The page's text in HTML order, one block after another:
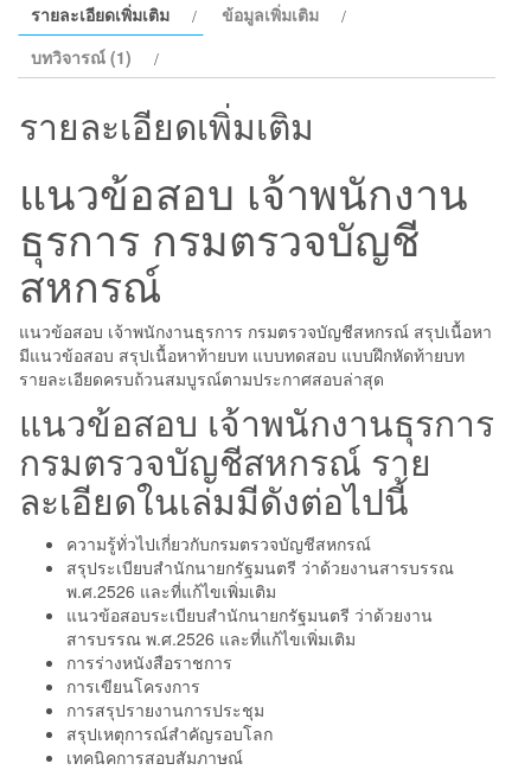
บัญชี
สหกรณ์
(ล่าสุด)
รายละเอียดเพิ่มเติม
ข้อมูลเพิ่มเติม
บทวิจารณ์ (1)
รายละเอียดเพิ่มเติม
แนวข้อสอบ เจ้าพนักงาน
ธุรการ กรมตรวจบัญชี
สหกรณ์
แนวข้อสอบ เจ้าพนักงานธุรการ กรมตรวจบัญชีสหกรณ์ สรุปเนื้อหา
มีแนวข้อสอบ สรุปเนื้อหาท้ายบท แบบทดสอบ แบบฝึกหัดท้ายบท
รายละเอียดครบถ้วนสมบูรณ์ตามประกาศสอบล่าสุด
แนวข้อสอบ เจ้าพนักงานธุรการ
กรมตรวจบัญชีสหกรณ์ ราย
ละเอียดในเล่มมีดังต่อไปนี้
ความรู้ทั่วไปเกี่ยวกับกรมตรวจบัญชีสหกรณ์
สรุประเบียบสำนักนายกรัฐมนตรี ว่าด้วยงานสารบรรณ
พ.ศ.2526 และที่แก้ไขเพิ่มเติม
แนวข้อสอบระเบียบสำนักนายกรัฐมนตรี ว่าด้วยงาน
สารบรรณ พ.ศ.2526 และที่แก้ไขเพิ่มเติม
การร่างหนังสือราชการ
การเขียนโครงการ
การสรุปรายงานการประชุม
สรุปเหตุการณ์สำคัญรอบโลก
เทคนิคการสอบสัมภาษณ์